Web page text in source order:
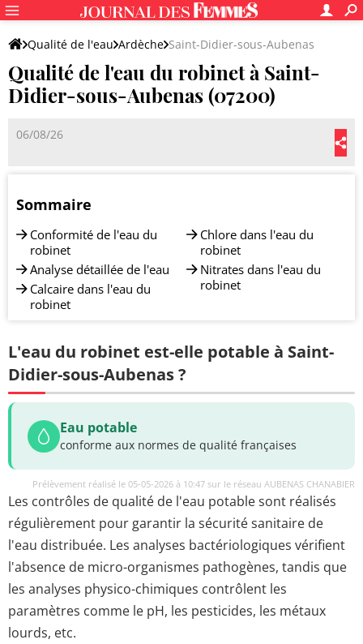
Qualité de l'eau Ardèche Saint-Didier-sous-Aubenas
Qualité de l'eau du robinet à Saint-
Didier-sous-Aubenas (07200)
06/08/26
Sommaire
Conformité de l'eau du
robinet
Analyse détaillée de l'eau
Calcaire dans l'eau du
robinet
Chlore dans l'eau du
robinet
Nitrates dans l'eau du
robinet
L'eau du robinet est-elle potable à Saint-
Didier-sous-Aubenas ?
Eau potable
conforme aux normes de qualité françaises
Prélèvement réalisé le 05-05-2026 à 10:47 sur le réseau AUBENAS CHANABIER
Les contrôles de qualité de l'eau potable sont réalisés
régulièrement pour garantir la sécurité sanitaire de
l'eau distribuée. Les analyses bactériologiques vérifient
l'absence de micro-organismes pathogènes, tandis que
les analyses physico-chimiques contrôlent les
paramètres comme le pH, les pesticides, les métaux
lourds, etc.